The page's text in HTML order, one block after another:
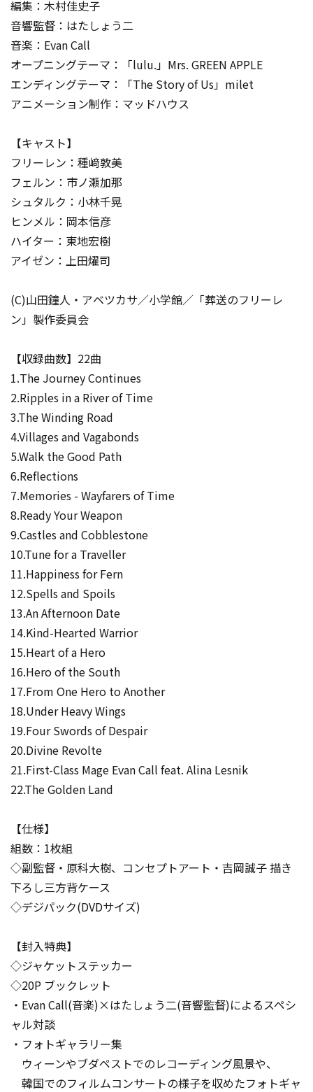
編集：木村佳史子
音響監督：はたしょう二
音楽：Evan Call
オープニングテーマ：「lulu.」Mrs. GREEN APPLE
エンディングテーマ：「The Story of Us」milet
アニメーション制作：マッドハウス
【キャスト】
フリーレン：種﨑敦美
フェルン：市ノ瀬加那
シュタルク：小林千晃
ヒンメル：岡本信彦
ハイター：東地宏樹
アイゼン：上田燿司
(C)山田鐘人・アベツカサ／小学館／「葬送のフリーレ
ン」製作委員会
【収録曲数】22曲
1.The Journey Continues
2.Ripples in a River of Time
3.The Winding Road
4.Villages and Vagabonds
5.Walk the Good Path
6.Reflections
7.Memories - Wayfarers of Time
8.Ready Your Weapon
9.Castles and Cobblestone
10.Tune for a Traveller
11.Happiness for Fern
12.Spells and Spoils
13.An Afternoon Date
14.Kind-Hearted Warrior
15.Heart of a Hero
16.Hero of the South
17.From One Hero to Another
18.Under Heavy Wings
19.Four Swords of Despair
20.Divine Revolte
21.First-Class Mage Evan Call feat. Alina Lesnik
22.The Golden Land
【仕様】
組数：1枚組
◇副監督・原科大樹、コンセプトアート・吉岡誠子 描き
下ろし三方背ケース
◇デジパック(DVDサイズ)
【封入特典】
◇ジャケットステッカー
◇20P ブックレット
・Evan Call(音楽)×はたしょう二(音響監督)によるスペシ
ャル対談
・フォトギャラリー集
ウィーンやブダペストでのレコーディング風景や、
韓国でのフィルムコンサートの様子を収めたフォトギャ